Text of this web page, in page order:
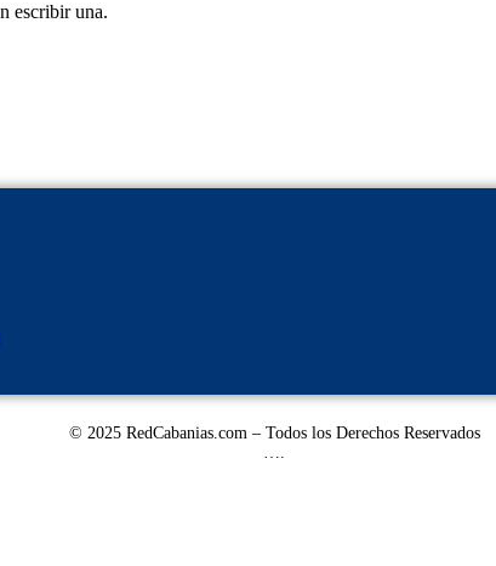
escribir una.
© 2025 RedCabanias.com – Todos los Derechos Reservados
….